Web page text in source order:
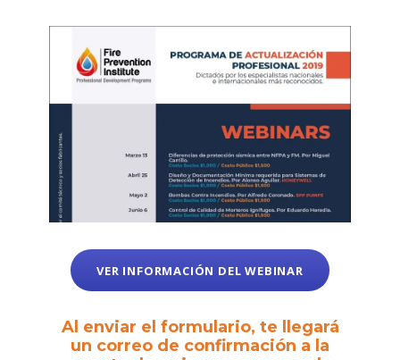
VER INFORMACIÓN DEL WEBINAR
Al enviar el formulario, te llegará
un correo de confirmación a la